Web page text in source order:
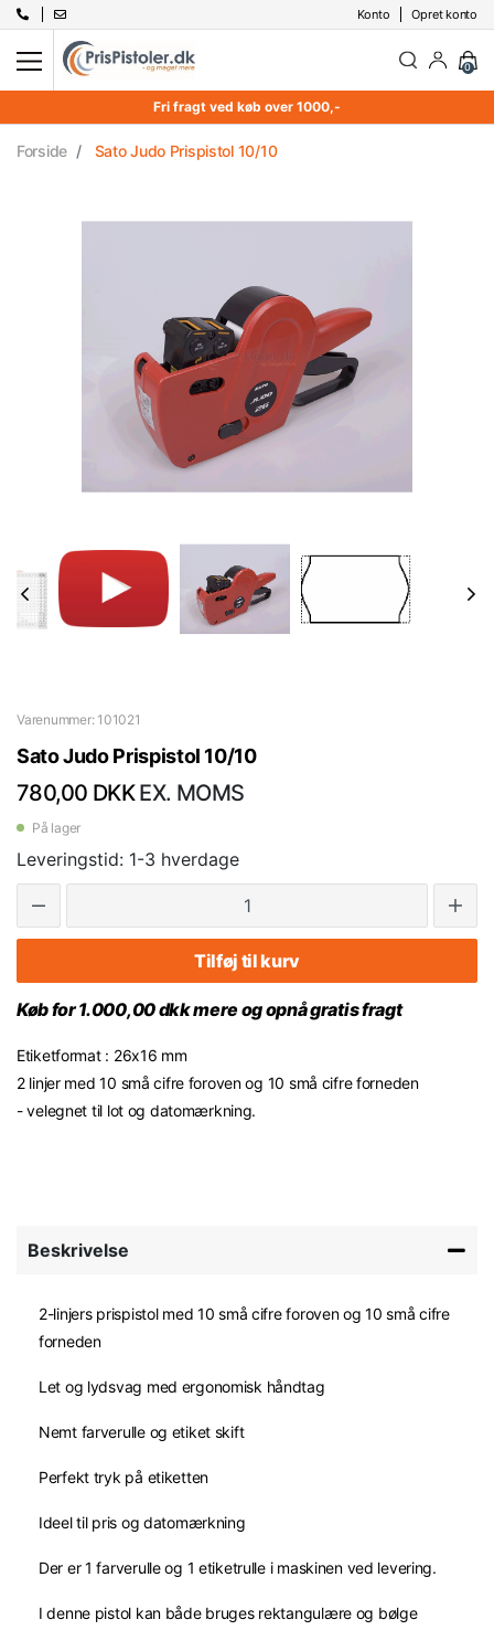
Konto Opret konto
0
Fri fragt ved køb over 1000,-
Forside Sato Judo Prispistol 10/10
Varenummer: 101021
Sato Judo Prispistol 10/10
780,00 DKK EX. MOMS
På lager
Leveringstid: 1-3 hverdage
Tilføj til kurv
Køb for 1.000,00 dkk mere og opnå gratis fragt
Etiketformat : 26x16 mm
2 linjer med 10 små cifre foroven og 10 små cifre forneden
- velegnet til lot og datomærkning.
Beskrivelse
2-linjers prispistol med 10 små cifre foroven og 10 små cifre
forneden
Let og lydsvag med ergonomisk håndtag
Nemt farverulle og etiket skift
Perfekt tryk på etiketten
Ideel til pris og datomærkning
Der er 1 farverulle og 1 etiketrulle i maskinen ved levering.
I denne pistol kan både bruges rektangulære og bølge